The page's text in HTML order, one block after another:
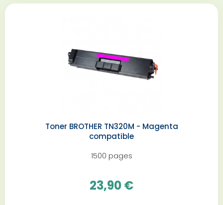
Toner BROTHER TN320M - Magenta
compatible
1500 pages
23,90 €